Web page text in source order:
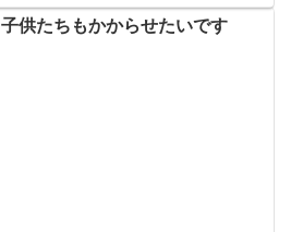
子供たちもかからせたいです